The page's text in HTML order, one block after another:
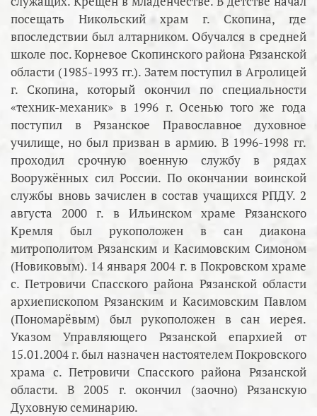
посещать Никольский храм г. Скопина, где
впоследствии был алтарником. Обучался в средней
школе пос. Корневое Скопинского района Рязанской
области (1985-1993 гг.). Затем поступил в Агролицей
г. Скопина, который окончил по специальности
«техник-механик» в 1996 г. Осенью того же года
поступил в Рязанское Православное духовное
училище, но был призван в армию. В 1996-1998 гг.
проходил срочную военную службу в рядах
Вооружённых сил России. По окончании воинской
службы вновь зачислен в состав учащихся РПДУ. 2
августа 2000 г. в Ильинском храме Рязанского
Кремля был рукоположен в сан диакона
митрополитом Рязанским и Касимовским Симоном
(Новиковым). 14 января 2004 г. в Покровском храме
с. Петровичи Спасского района Рязанской области
архиепископом Рязанским и Касимовским Павлом
(Пономарёвым) был рукоположен в сан иерея.
Указом Управляющего Рязанской епархией от
15.01.2004 г. был назначен настоятелем Покровского
храма с. Петровичи Спасского района Рязанской
области. В 2005 г. окончил (заочно) Рязанскую
Духовную семинарию.